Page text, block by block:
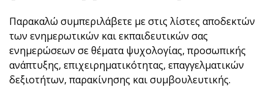
“STOP” : Μια άσκηση 10 δευτερολέπτων που
χτίζει αυτοκυριαρχία και ωριμότητα ηγεσίας.
Πολλές φορές, αυτό που καταστρέφει μια
σχέση, μια [...]
Παρακαλώ συμπεριλάβετε με στις λίστες αποδεκτών
των ενημερωτικών και εκπαιδευτικών σας
ενημερώσεων σε θέματα ψυχολογίας, προσωπικής
ανάπτυξης, επιχειρηματικότητας, επαγγελματικών
δεξιοτήτων, παρακίνησης και συμβουλευτικής.